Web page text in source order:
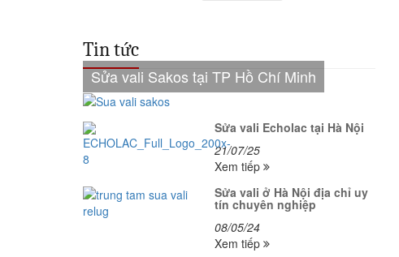
Tin tức
Sửa vali Sakos tại TP Hồ Chí Minh
Sửa vali Echolac tại Hà Nội
21/07/25
Xem tiếp
Sửa vali ở Hà Nội địa chỉ uy
tín chuyên nghiệp
08/05/24
Xem tiếp